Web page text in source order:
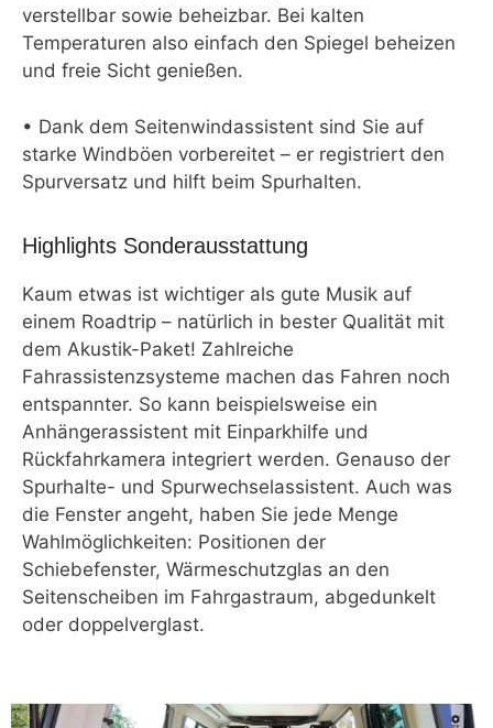
verstellbar sowie beheizbar. Bei kalten
Temperaturen also einfach den Spiegel beheizen
und freie Sicht genießen.
• Dank dem Seitenwindassistent sind Sie auf
starke Windböen vorbereitet – er registriert den
Spurversatz und hilft beim Spurhalten.
Highlights Sonderausstattung
Kaum etwas ist wichtiger als gute Musik auf
einem Roadtrip – natürlich in bester Qualität mit
dem Akustik-Paket! Zahlreiche
Fahrassistenzsysteme machen das Fahren noch
entspannter. So kann beispielsweise ein
Anhängerassistent mit Einparkhilfe und
Rückfahrkamera integriert werden. Genauso der
Spurhalte- und Spurwechselassistent. Auch was
die Fenster angeht, haben Sie jede Menge
Wahlmöglichkeiten: Positionen der
Schiebefenster, Wärmeschutzglas an den
Seitenscheiben im Fahrgastraum, abgedunkelt
oder doppelverglast.